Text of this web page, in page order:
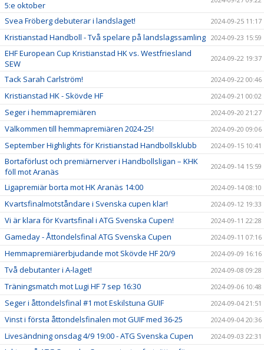
5:e oktober
Svea Fröberg debuterar i landslaget! 2024-09-25 11:17
Kristianstad Handboll - Två spelare på landslagssamling 2024-09-23 15:59
EHF European Cup Kristianstad HK vs. Westfriesland
SEW
2024-09-22 19:37
Tack Sarah Carlström! 2024-09-22 00:46
Kristianstad HK - Skövde HF 2024-09-21 00:02
Seger i hemmapremiären 2024-09-20 21:27
Välkommen till hemmapremiären 2024-25! 2024-09-20 09:06
September Highlights för Kristianstad Handbollsklubb 2024-09-15 10:41
Bortaförlust och premiärnerver i Handbollsligan – KHK
föll mot Aranäs
2024-09-14 15:59
Ligapremiär borta mot HK Aranäs 14:00 2024-09-14 08:10
Kvartsfinalmotståndare i Svenska cupen klar! 2024-09-12 19:33
Vi är klara för Kvartsfinal i ATG Svenska Cupen! 2024-09-11 22:28
Gameday - Åttondelsfinal ATG Svenska Cupen 2024-09-11 07:16
Hemmapremiärerbjudande mot Skövde HF 20/9 2024-09-09 16:16
Två debutanter i A-laget! 2024-09-08 09:28
Träningsmatch mot Lugi HF 7 sep 16:30 2024-09-06 10:48
Seger i åttondelsfinal #1 mot Eskilstuna GUIF 2024-09-04 21:51
Vinst i första åttondelsfinalen mot GUIF med 36-25 2024-09-04 20:36
Livesändning onsdag 4/9 19:00 - ATG Svenska Cupen 2024-09-03 22:31